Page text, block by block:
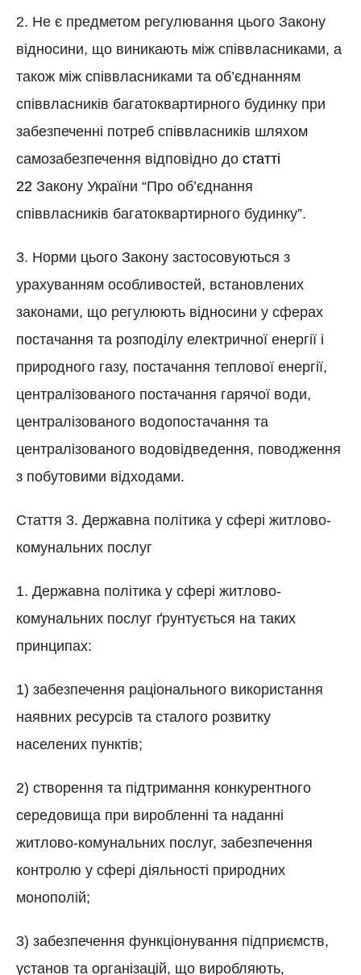
2. Не є предметом регулювання цього Закону
відносини, що виникають між співвласниками, а
також між співвласниками та об’єднанням
співвласників багатоквартирного будинку при
забезпеченні потреб співвласників шляхом
самозабезпечення відповідно до статті
22 Закону України “Про об’єднання
співвласників багатоквартирного будинку”.
3. Норми цього Закону застосовуються з
урахуванням особливостей, встановлених
законами, що регулюють відносини у сферах
постачання та розподілу електричної енергії і
природного газу, постачання теплової енергії,
централізованого постачання гарячої води,
централізованого водопостачання та
централізованого водовідведення, поводження
з побутовими відходами.
Стаття 3. Державна політика у сфері житлово-
комунальних послуг
1. Державна політика у сфері житлово-
комунальних послуг ґрунтується на таких
принципах:
1) забезпечення раціонального використання
наявних ресурсів та сталого розвитку
населених пунктів;
2) створення та підтримання конкурентного
середовища при виробленні та наданні
житлово-комунальних послуг, забезпечення
контролю у сфері діяльності природних
монополій;
3) забезпечення функціонування підприємств,
установ та організацій, що виробляють,